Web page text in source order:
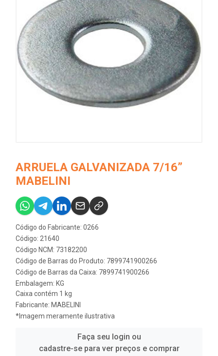
ARRUELA GALVANIZADA 7/16”
MABELINI
Código do Fabricante: 0266
Código: 21640
Código NCM: 73182200
Código de Barras do Produto: 7899741900266
Código de Barras da Caixa: 7899741900266
Embalagem: KG
Caixa contém 1 kg
Fabricante: MABELINI
*Imagem meramente ilustrativa
Faça seu login ou
cadastre-se para ver preços e comprar